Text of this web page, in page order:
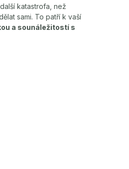
katastrofa, než
sami. To patří k vaší
a sounáležitostí s